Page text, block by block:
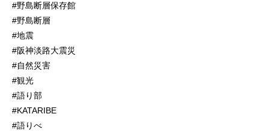
#野島断層保存館
#野島断層
#地震
#阪神淡路大震災
#自然災害
#観光
#語り部
#KATARIBE
#語りべ